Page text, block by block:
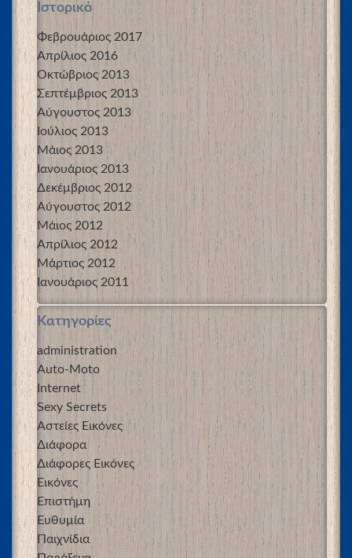
Ιστορικό
Φεβρουάριος 2017
Απρίλιος 2016
Οκτώβριος 2013
Σεπτέμβριος 2013
Αύγουστος 2013
Ιούλιος 2013
Μάιος 2013
Ιανουάριος 2013
Δεκέμβριος 2012
Αύγουστος 2012
Μάιος 2012
Απρίλιος 2012
Μάρτιος 2012
Ιανουάριος 2011
Kατηγορίες
administration
Auto-Moto
Internet
Sexy Secrets
Αστείες Εικόνες
Διάφορα
Διάφορες Εικόνες
Εικόνες
Επιστήμη
Ευθυμία
Παιχνίδια